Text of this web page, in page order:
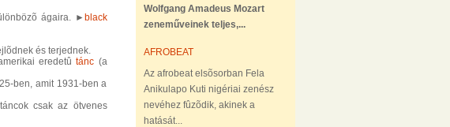
ágaira. ► black
és terjednek.
eredetûtánc (a
ben, amit 1931-ben a
csak az ötvenes
Wolfgang Amadeus Mozart
zeneműveinek teljes,...
AFROBEAT
Az afrobeat elsõsorban Fela
Anikulapo Kuti nigériai zenész
nevéhez fûzõdik, akinek a
hatását...